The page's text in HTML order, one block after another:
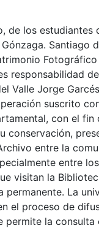
de los estudiantes
Santiago
responsabilidad
Valle Jorge
suscrito
con el fin
conservación,
entre la
entre
visitan la
permanente. La
el proceso de
permite la consulta